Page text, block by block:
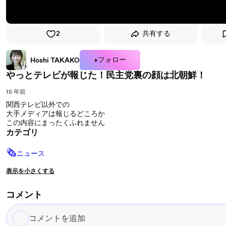
2 共有する
Hoshi TAKAKO +フォロー
やっとテレビが報じた！民主党裏の顔は北朝鮮！
15 年前
関西テレビ以外での
大手メディアは報じるどころか
この内容にまったくふれません
カテゴリ
🗞ニュース
表示を小さくする
コメント
コ